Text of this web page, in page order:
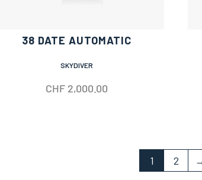
38 DATE AUTOMATIC
SKYDIVER
CHF2,000.00
1 2